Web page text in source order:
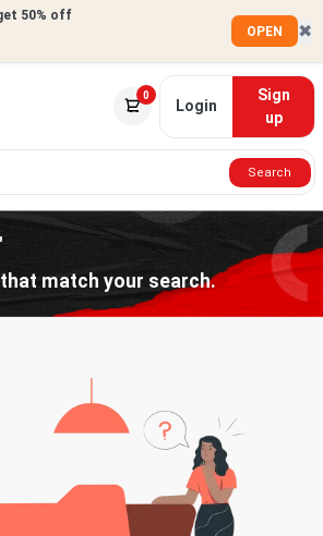
50% off
OPEN ✖
0
Login
Sign
up
Search
match your search.